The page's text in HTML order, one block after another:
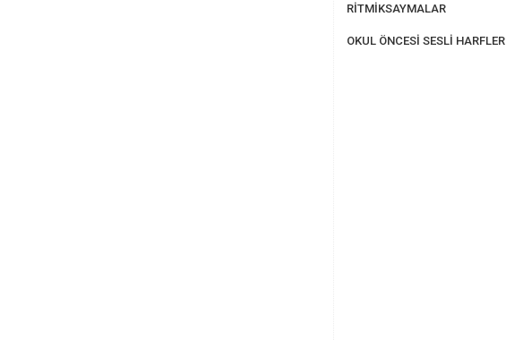
RİTMİKSAYMALAR
OKUL ÖNCESİ SESLİ HARFLER